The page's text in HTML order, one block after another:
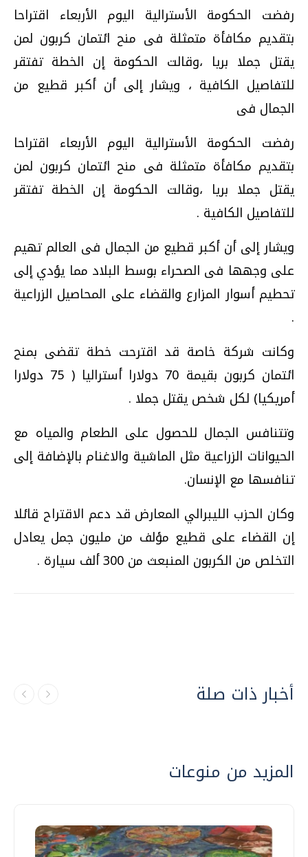
رفضت الحكومة الأسترالية اليوم الأربعاء اقتراحا
بتقديم مكافأة متمثلة فى منح ائتمان كربون لمن
يقتل جملا بريا ،وقالت الحكومة إن الخطة تفتقر
للتفاصيل الكافية ، ويشار إلى أن أكبر قطيع من
الجمال فى
رفضت الحكومة الأسترالية اليوم الأربعاء اقتراحا
بتقديم مكافأة متمثلة فى منح ائتمان كربون لمن
يقتل جملا بريا ،وقالت الحكومة إن الخطة تفتقر
للتفاصيل الكافية .
ويشار إلى أن أكبر قطيع من الجمال فى العالم تهيم
على وجهها فى الصحراء بوسط البلاد مما يؤدي إلى
تحطيم أسوار المزارع والقضاء على المحاصيل الزراعية
.
وكانت شركة خاصة قد اقترحت خطة تقضى بمنح
ائتمان كربون بقيمة 70 دولارا أستراليا ( 75 دولارا
أمريكيا) لكل شخص يقتل جملا .
وتتنافس الجمال للحصول على الطعام والمياه مع
الحيوانات الزراعية مثل الماشية والاغنام بالإضافة إلى
تنافسها مع الإنسان.
وكان الحزب الليبرالي المعارض قد دعم الاقتراح قائلا
إن القضاء على قطيع مؤلف من مليون جمل يعادل
التخلص من الكربون المنبعث من 300 ألف سيارة .
أخبار ذات صلة
المزيد من منوعات